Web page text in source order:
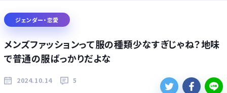
ジェンダー・恋愛
メンズファッションって服の種類少なすぎじゃね？地味
で普通の服ばっかりだよな
2024.10.14 5